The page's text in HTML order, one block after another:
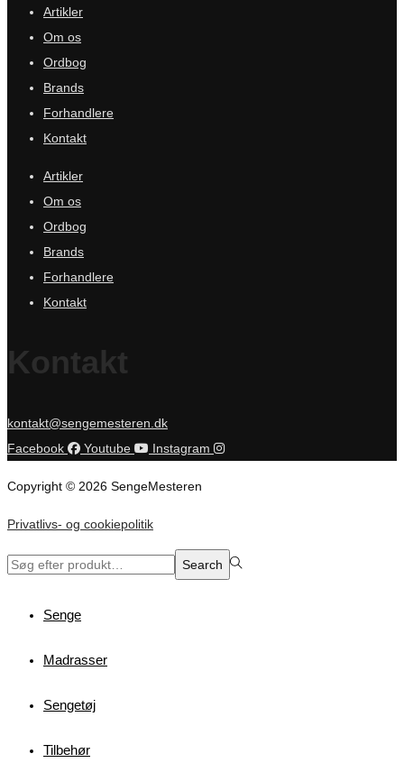
Artikler
Om os
Ordbog
Brands
Forhandlere
Kontakt
Artikler
Om os
Ordbog
Brands
Forhandlere
Kontakt
Kontakt
kontakt@sengemesteren.dk
Facebook
Youtube Instagram
Copyright © 2026 SengeMesteren
Privatlivs- og cookiepolitik
Search
Search
Senge
Madrasser
Sengetøj
Tilbehør